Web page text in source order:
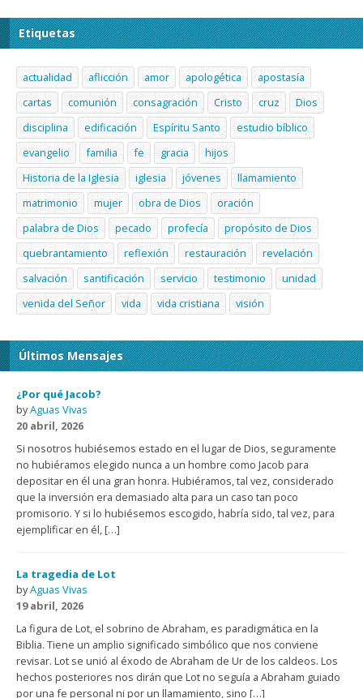
Etiquetas
actualidad aflicción amor apologética
apostasía
cartas
comunión consagración Cristo cruz
Dios
disciplina
edificación Espíritu Santo
estudio bíblico
evangelio
familia fe gracia
hijos
Historia de la Iglesia
iglesia jóvenes
llamamiento
matrimonio
mujer obra de Dios
oración
palabra de Dios
pecado profecía
propósito de Dios
quebrantamiento
reflexión restauración
revelación
salvación
santificación servicio testimonio
unidad
venida del Señor
vida vida cristiana visión
Últimos Mensajes
¿Por qué Jacob?
byAguas Vivas
20 abril, 2026
Si nosotros hubiésemos estado en el lugar de Dios, seguramente
no hubiéramos elegido nunca a un hombre como Jacob para
depositar en él una gran honra. Hubiéramos, tal vez, considerado
que la inversión era demasiado alta para un caso tan poco
promisorio. Y si lo hubiésemos escogido, habría sido, tal vez, para
ejemplificar en él, […]
La tragedia de Lot
byAguas Vivas
19 abril, 2026
La figura de Lot, el sobrino de Abraham, es paradigmática en la
Biblia. Tiene un amplio significado simbólico que nos conviene
revisar. Lot se unió al éxodo de Abraham de Ur de los caldeos. Los
hechos posteriores nos dirán que Lot no seguía a Abraham guiado
por una fe personal ni por un llamamiento, sino […]